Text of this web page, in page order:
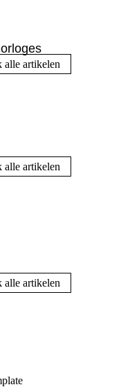
alle artikelen
alle artikelen
alle artikelen